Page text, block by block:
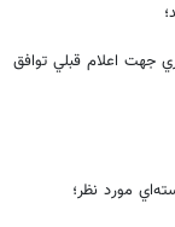
جهت اعلام قبلي توافق
مورد نظر؛